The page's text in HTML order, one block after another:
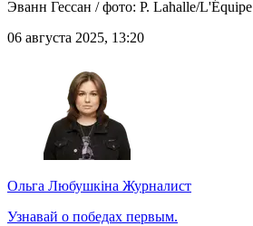
Эванн Гессан / фото: P. Lahalle/L'Équipe
06 августа 2025, 13:20
Ольга Любушкіна Журналист
Узнавай о победах первым.